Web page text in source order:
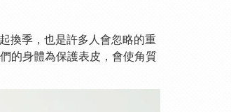
換季，也是許多人會忽略的重
的身體為保護表皮，會使角質